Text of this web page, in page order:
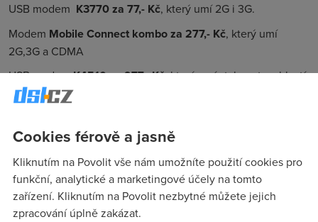
USB modem K3770 za 77,- Kč, který umí 2G i 3G.
Modem Mobile Connect kombo za 277,- Kč, který umí
2G,3G a CDMA
USB modemK4510 za 977,- Kč, který umí stahovat rychlostí
až 28,8 Mbps.
Připojení pro notebook premiumse slevou 25 %( FUP
10GB) za 675,- Kč
na prvních 6 měsíců !!(poté 900,- Kč).
Cookies férově a jasně
Kliknutím na Povolit vše nám umožníte použití cookies pro
funkční, analytické a marketingové účely na tomto
zařízení. Kliknutím na Povolit nezbytné můžete jejich
zpracování úplně zakázat.